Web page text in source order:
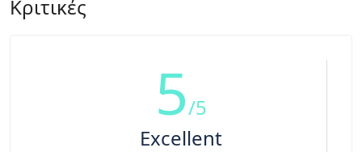
Κριτικές
5/5
Excellent